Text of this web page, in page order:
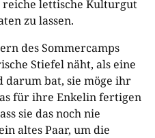
lettische Kulturgut
zu lassen.
des Sommercamps
Stiefel näht, als eine
bat, sie möge ihr
für ihre Enkelin fertigen
sie das noch nie
altes Paar, um die